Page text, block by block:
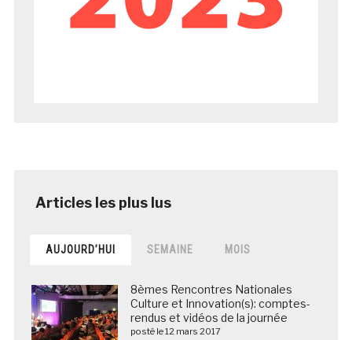
AUJOURD’HUI SEMAINE MOIS
8èmes Rencontres Nationales
Culture et Innovation(s): comptes-
rendus et vidéos de la journée
posté le 12 mars 2017